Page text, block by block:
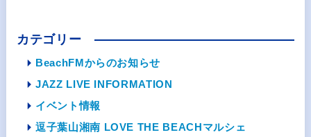
カテゴリー
BeachFMからのお知らせ
JAZZ LIVE INFORMATION
イベント情報
逗子葉山湘南 LOVE THE BEACHマルシェ